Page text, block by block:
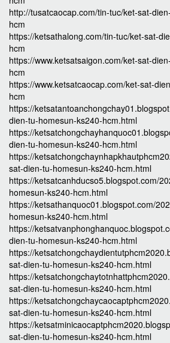
http://tusatcaocap.com/tin-tuc/ket-sat-
hcm
https://ketsathalong.com/tin-tuc/ket-sat-
hcm
https://www.ketsatsaigon.com/ket-sat-
hcm
https://www.ketsatcaocap.com/ket-sat-
hcm
https://
dien-tu-homesun-ks240-hcm.html
https://
dien-tu-homesun-ks240-hcm.html
https://
sat-dien-tu-homesun-ks240-hcm.html
https://ketsatcanhducso5.blogspot.com/
homesun-ks240-hcm.html
https://ketsathanquoc01.blogspot.com/
homesun-ks240-hcm.html
https://
dien-tu-homesun-ks240-hcm.html
https://
sat-dien-tu-homesun-ks240-hcm.html
https://
sat-dien-tu-homesun-ks240-hcm.html
https://
sat-dien-tu-homesun-ks240-hcm.html
https://
sat-dien-tu-homesun-ks240-hcm.html